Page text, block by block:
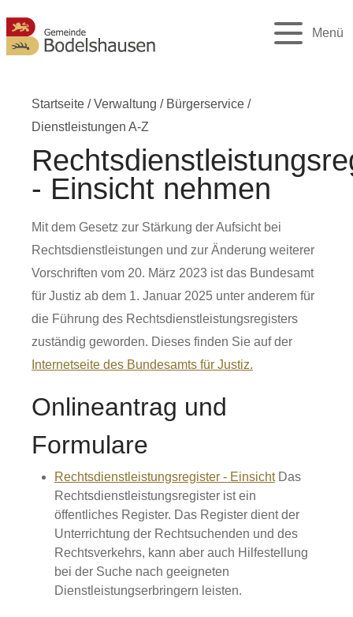
Menü
Startseite /Verwaltung / Bürgerservice /
Dienstleistungen A-Z
- Einsicht nehmen
Mit dem Gesetz zur Stärkung der Aufsicht bei
Rechtsdienstleistungen und zur Änderung weiterer
Vorschriften vom 20. März 2023 ist das Bundesamt
für Justiz ab dem 1. Januar 2025 unter anderem für
die Führung des Rechtsdienstleistungsregisters
zuständig geworden. Dieses finden Sie auf der
Internetseite des Bundesamts für Justiz.
Onlineantrag und
Formulare
Rechtsdienstleistungsregister - Einsicht Das
Rechtsdienstleistungsregister ist ein
öffentliches Register. Das Register dient der
Unterrichtung der Rechtsuchenden und des
Rechtsverkehrs, kann aber auch Hilfestellung
bei der Suche nach geeigneten
Dienstleistungserbringern leisten.